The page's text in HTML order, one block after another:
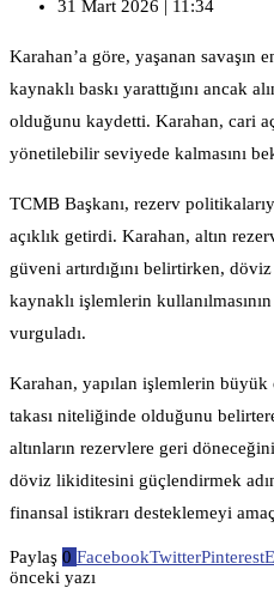
31 Mart 2026 | 11:34
Karahan’a göre, yaşanan savaşın
kaynaklı baskı yarattığını ancak
olduğunu kaydetti. Karahan, cari
yönetilebilir seviyede kalmasını
TCMB Başkanı, rezerv
açıklık getirdi. Karahan, altın
güveni artırdığını belirtirken,
kaynaklı işlemlerin
vurguladı.
Karahan, yapılan işlemlerin
takası niteliğinde olduğunu
altınların rezervlere geri
döviz likiditesini güçlendirmek
finansal istikrarı desteklemeyi
Paylaş 0 FacebookTwitterPinterest
önceki yazı